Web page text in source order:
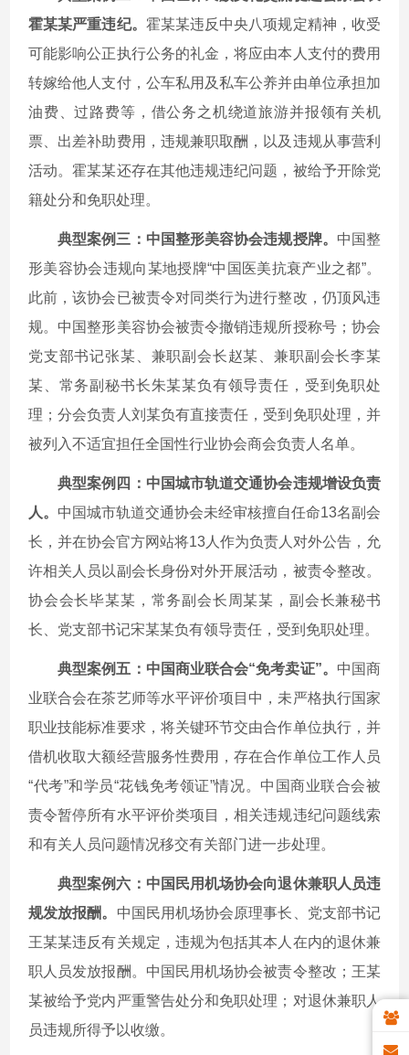
霍某某严重违纪。 霍某某违反中央八项规定精神，收受
可能影响公正执行公务的礼金，将应由本人支付的费用
转嫁给他人支付，公车私用及私车公养并由单位承担加
油费、过路费等，借公务之机绕道旅游并报领有关机
票、出差补助费用，违规兼职取酬，以及违规从事营利
活动。霍某某还存在其他违规违纪问题，被给予开除党
籍处分和免职处理。
典型案例三：中国整形美容协会违规授牌。 中国整
形美容协会违规向某地授牌“中国医美抗衰产业之都”。
此前，该协会已被责令对同类行为进行整改，仍顶风违
规。中国整形美容协会被责令撤销违规所授称号；协会
党支部书记张某、兼职副会长赵某、兼职副会长李某
某、常务副秘书长朱某某负有领导责任，受到免职处
理；分会负责人刘某负有直接责任，受到免职处理，并
被列入不适宜担任全国性行业协会商会负责人名单。
典型案例四：中国城市轨道交通协会违规增设负责
人。 中国城市轨道交通协会未经审核擅自任命13名副会
长，并在协会官方网站将13人作为负责人对外公告，允
许相关人员以副会长身份对外开展活动，被责令整改。
协会会长毕某某，常务副会长周某某，副会长兼秘书
长、党支部书记宋某某负有领导责任，受到免职处理。
典型案例五：中国商业联合会“免考卖证”。 中国商
业联合会在茶艺师等水平评价项目中，未严格执行国家
职业技能标准要求，将关键环节交由合作单位执行，并
借机收取大额经营服务性费用，存在合作单位工作人员
“代考”和学员“花钱免考领证”情况。中国商业联合会被
责令暂停所有水平评价类项目，相关违规违纪问题线索
和有关人员问题情况移交有关部门进一步处理。
典型案例六：中国民用机场协会向退休兼职人员违
规发放报酬。 中国民用机场协会原理事长、党支部书记
王某某违反有关规定，违规为包括其本人在内的退休兼
职人员发放报酬。中国民用机场协会被责令整改；王某
某被给予党内严重警告处分和免职处理；对退休兼职人
员违规所得予以收缴。